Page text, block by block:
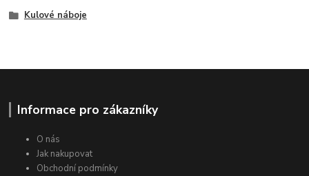
Kulové náboje
Informace pro zákazníky
O nás
Jak nakupovat
Obchodní podmínky